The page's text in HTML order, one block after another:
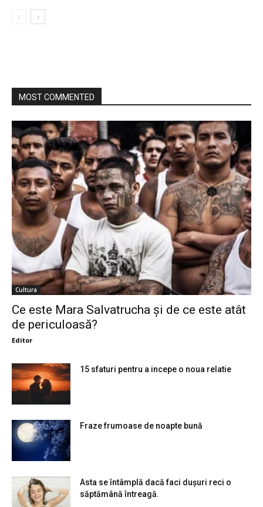
MOST COMMENTED
Cultura
Ce este Mara Salvatrucha și de ce este atât
de periculoasă?
Editor
15 sfaturi pentru a incepe o noua relatie
Fraze frumoase de noapte bună
Asta se întâmplă dacă faci dușuri reci o
săptămână întreagă.